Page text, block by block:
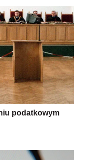
podatkowym